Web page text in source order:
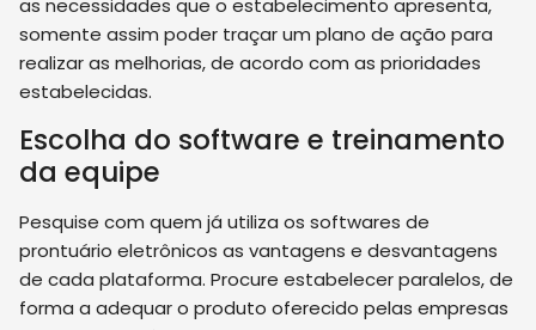
as necessidades que o estabelecimento apresenta,
somente assim poder traçar um plano de ação para
realizar as melhorias, de acordo com as prioridades
estabelecidas.
Escolha do software e treinamento
da equipe
Pesquise com quem já utiliza os softwares de
prontuário eletrônicos as vantagens e desvantagens
de cada plataforma. Procure estabelecer paralelos, de
forma a adequar o produto oferecido pelas empresas